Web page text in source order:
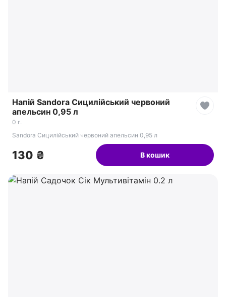
Напій Sandora Сицилійський червоний
апельсин 0,95 л
0 г.
Sandora Сицилійський червоний апельсин 0,95 л
130 ₴ В кошик